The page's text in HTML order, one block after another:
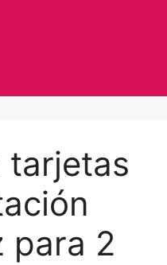
tarjetas
para 2